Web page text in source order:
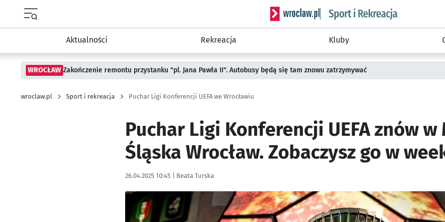
Serwis informacyjny wroclaw.pl podserwis: Sport
Aktualności Rekreacja Kluby
WROCŁAW Zakończenie remontu przystanku "pl. Jana Pawła II". Autobusy będą się tam znowu zatrzymywać
wroclaw.pl Sport i rekreacja Puchar Ligi Konferencji UEFA we Wrocławiu
Puchar Ligi Konferencji UEFA znów w
Śląska Wrocław. Zobaczysz go w
Data publikacji:
26.04.2025 10:45 | Autor:
Beata Turska
Kliknij, aby powiększyć